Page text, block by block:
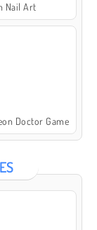
Nail Art
Doctor Game